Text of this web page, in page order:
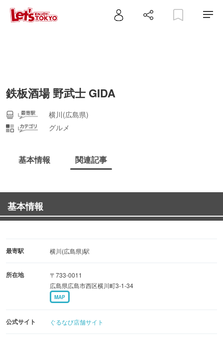
鉄板酒場 野武士 GIDA
横川(広島県)
グルメ
基本情報 関連記事
基本情報
最寄駅 横川(広島県)駅
所在地
〒733-0011
広島県広島市西区横川町3-1-34
MAP
公式サイト ぐるなび店舗サイト